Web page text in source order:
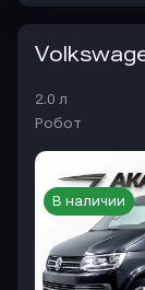
2.0 л
Робот
В наличии